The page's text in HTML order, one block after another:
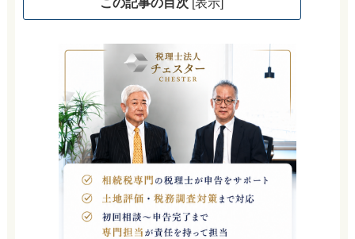
この記事の目次 [表示]